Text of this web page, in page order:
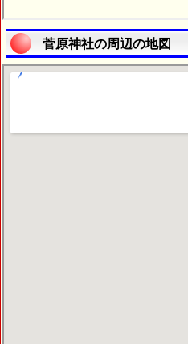
菅原神社の周辺の地図